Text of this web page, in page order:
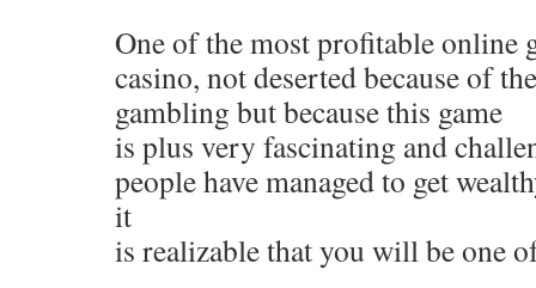
One of the most profitable online
casino, not deserted because of
gambling but because this game
is plus very fascinating and
people have managed to get
it
is realizable that you will be one